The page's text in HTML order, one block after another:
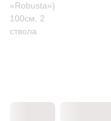
«Robusta»)
100см, 2
ствола